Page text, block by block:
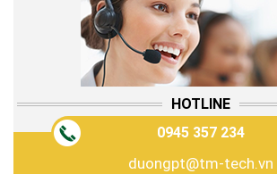
HOTLINE
0945 357 234
duongpt@tm-tech.vn